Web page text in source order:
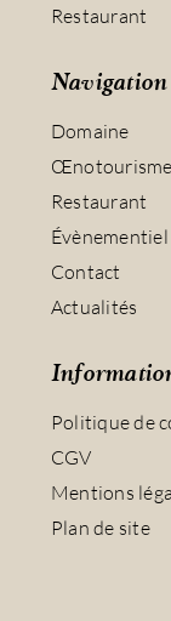
Restaurant
Navigation
Domaine
Œnotourisme
Restaurant
Évènementiel
Contact
Actualités
Politique de
CGV
Mentions
Plan de site